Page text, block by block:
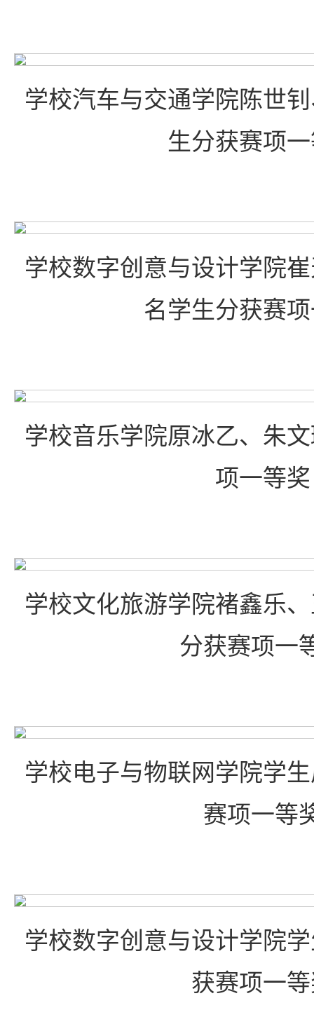
学校汽车与交通学院陈世
生分获赛项
学校数字创意与设计学院
名学生分获赛
学校音乐学院原冰乙、朱
项一等奖
学校文化旅游学院褚鑫乐
分获赛项一
学校电子与物联网学院学
赛项一等
学校数字创意与设计学院
获赛项一